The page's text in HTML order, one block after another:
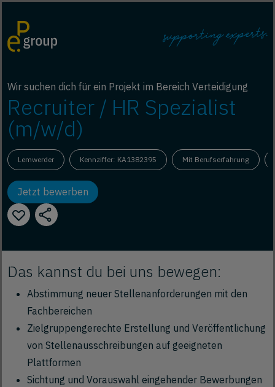
Wir suchen dich für ein Projekt im Bereich Verteidigung
Recruiter / HR Spezialist
(m/w/d)
Lemwerder Kennziffer: KA1382395 Mit Berufserfahrung
Jetzt bewerben
Das kannst du bei uns bewegen:
Abstimmung neuer Stellenanforderungen mit den
Fachbereichen
Zielgruppengerechte Erstellung und Veröffentlichung
von Stellenausschreibungen auf geeigneten
Plattformen
Sichtung und Vorauswahl eingehender Bewerbungen